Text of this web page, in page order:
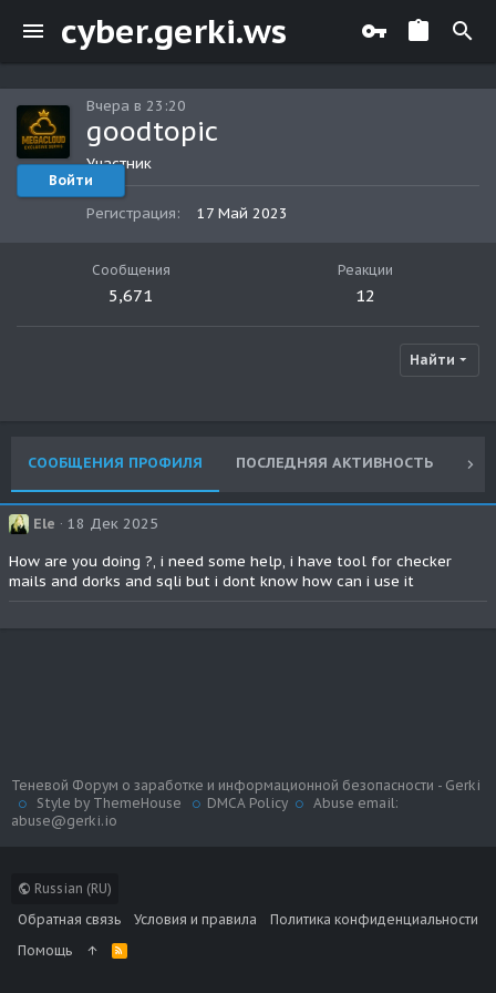
cyber.gerki.ws
Войти
Вчера в 23:20
goodtopic
Участник
Регистрация 17 Май 2023
Сообщения
5,671
Реакции
12
Найти
СООБЩЕНИЯ ПРОФИЛЯ ПОСЛЕДНЯЯ АКТИВНОСТЬ
Ele 18 Дек 2025
How are you doing ?, i need some help, i have tool for checker
mails and dorks and sqli but i dont know how can i use it
Russian (RU)
Обратная связь
Условия и правила
Политика конфиденциальности
Помощь
R
S
Теневой Форум о заработке и информационной безопасности - Gerki
Style by ThemeHouse
DMCA Policy
Abuse email:
abuse@gerki.io